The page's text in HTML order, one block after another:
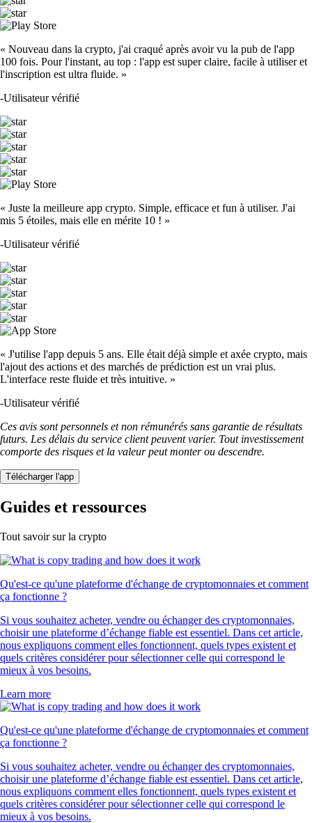
« Nouveau dans la crypto, j'ai craqué après avoir vu la pub de l'app
100 fois. Pour l'instant, au top : l'app est super claire, facile à utiliser et
l'inscription est ultra fluide. »
-Utilisateur vérifié
« Juste la meilleure app crypto. Simple, efficace et fun à utiliser. J'ai
mis 5 étoiles, mais elle en mérite 10 ! »
-Utilisateur vérifié
« J'utilise l'app depuis 5 ans. Elle était déjà simple et axée crypto, mais
l'ajout des actions et des marchés de prédiction est un vrai plus.
L'interface reste fluide et très intuitive. »
-Utilisateur vérifié
Ces avis sont personnels et non rémunérés sans garantie de résultats
futurs. Les délais du service client peuvent varier. Tout investissement
comporte des risques et la valeur peut monter ou descendre.
Télécharger l'app
Guides et ressources
Tout savoir sur la crypto
Qu'est-ce qu'une plateforme d'échange de cryptomonnaies et comment
ça fonctionne ?
Si vous souhaitez acheter, vendre ou échanger des cryptomonnaies,
choisir une plateforme d’échange fiable est essentiel. Dans cet article,
nous expliquons comment elles fonctionnent, quels types existent et
quels critères considérer pour sélectionner celle qui correspond le
mieux à vos besoins.
Learn more
Qu'est-ce qu'une plateforme d'échange de cryptomonnaies et comment
ça fonctionne ?
Si vous souhaitez acheter, vendre ou échanger des cryptomonnaies,
choisir une plateforme d’échange fiable est essentiel. Dans cet article,
nous expliquons comment elles fonctionnent, quels types existent et
quels critères considérer pour sélectionner celle qui correspond le
mieux à vos besoins.